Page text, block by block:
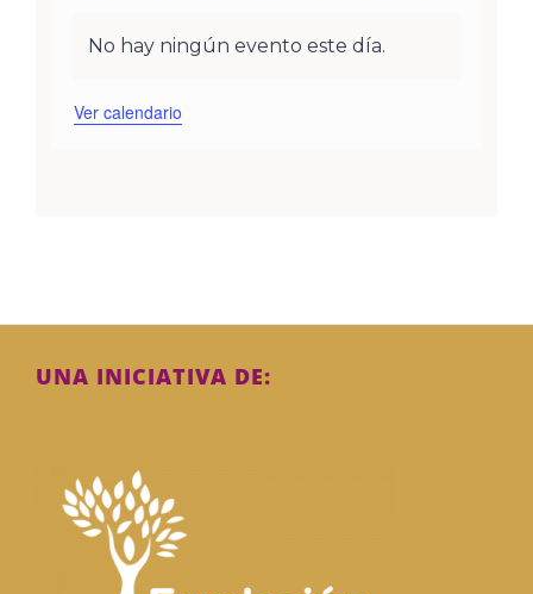
No hay ningún evento este día.
Ver calendario
UNA INICIATIVA DE: